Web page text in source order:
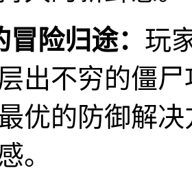
险归途： 玩
出不穷的僵
优的防御解
。